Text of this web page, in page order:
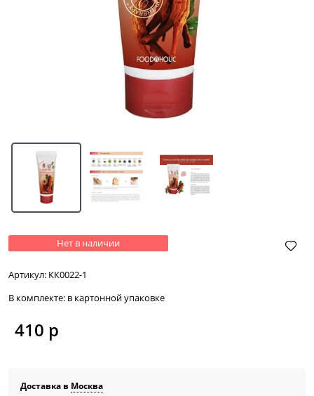
Нет в наличии
Артикул: КК0022-1
В комплекте: в картонной упаковке
410 р
Доставка в Москва